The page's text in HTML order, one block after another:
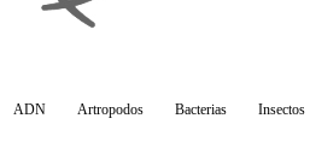
ADN Artropodos Bacterias Insectos